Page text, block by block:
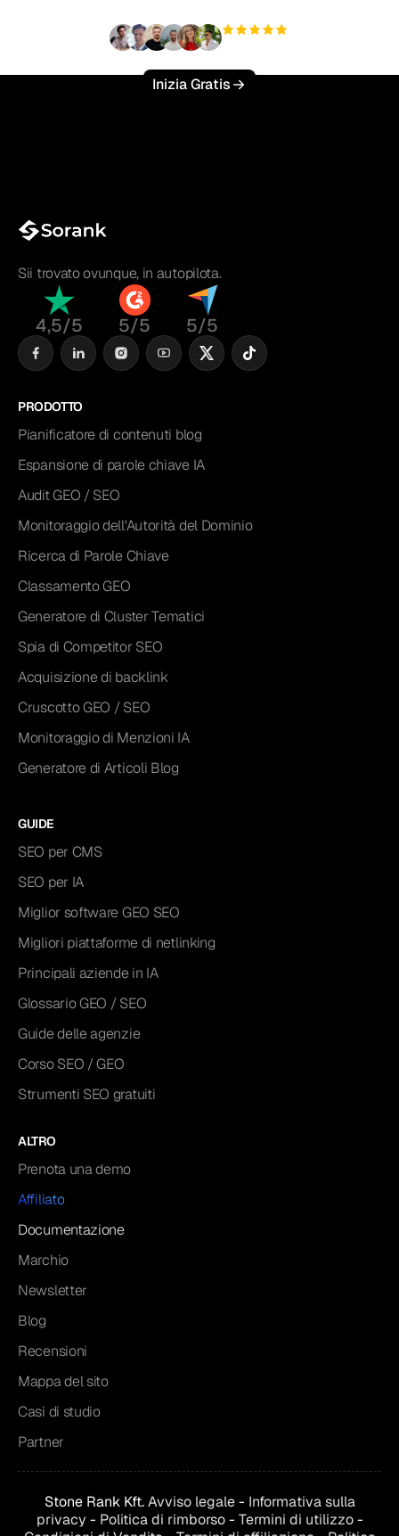
Inizia Gratis
Sii trovato ovunque, in autopilota.
4,5/5 5/5 5/5
PRODOTTO
Pianificatore di contenuti blog
Espansione di parole chiave IA
Audit GEO / SEO
Monitoraggio dell'Autorità del Dominio
Ricerca di Parole Chiave
Classamento GEO
Generatore di Cluster Tematici
Spia di Competitor SEO
Acquisizione di backlink
Cruscotto GEO / SEO
Monitoraggio di Menzioni IA
Generatore di Articoli Blog
GUIDE
SEO per CMS
SEO per IA
Miglior software GEO SEO
Migliori piattaforme di netlinking
Principali aziende in IA
Glossario GEO / SEO
Guide delle agenzie
Corso SEO / GEO
Strumenti SEO gratuiti
ALTRO
Prenota una demo
Affiliato
Documentazione
Marchio
Newsletter
Blog
Recensioni
Mappa del sito
Casi di studio
Partner
Stone Rank Kft.Avviso legale- Informativa sulla
privacy - Politica di rimborso- Termini di utilizzo-